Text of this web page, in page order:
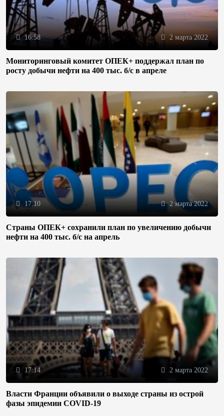
16:58 2 марта 2022
Мониторинговый комитет ОПЕК+ поддержал план по
росту добычи нефти на 400 тыс. б/с в апреле
17:10 2 марта 2022
Страны ОПЕК+ сохранили план по увеличению добычи
нефти на 400 тыс. б/с на апрель
17:14 2 марта 2022
Власти Франции объявили о выходе страны из острой
фазы эпидемии COVID-19